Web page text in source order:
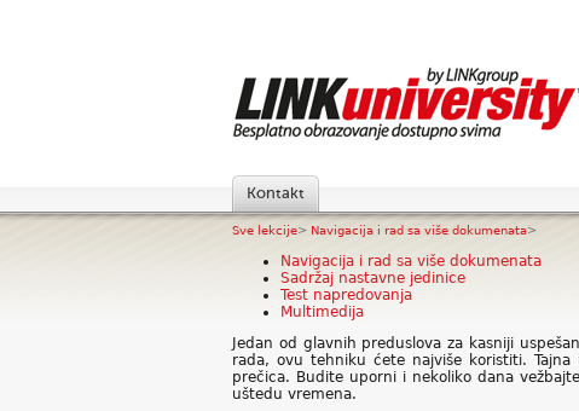
Kontakt
Sve lekcije> Navigacija i rad sa više dokumenata>
Navigacija i rad sa više dokumenata
Sadržaj nastavne jedinice
Test napredovanja
Multimedija
Jedan od glavnih preduslova za kasniji
rada, ovu tehniku ćete najviše koristiti.
prečica. Budite uporni i nekoliko dana
uštedu vremena.